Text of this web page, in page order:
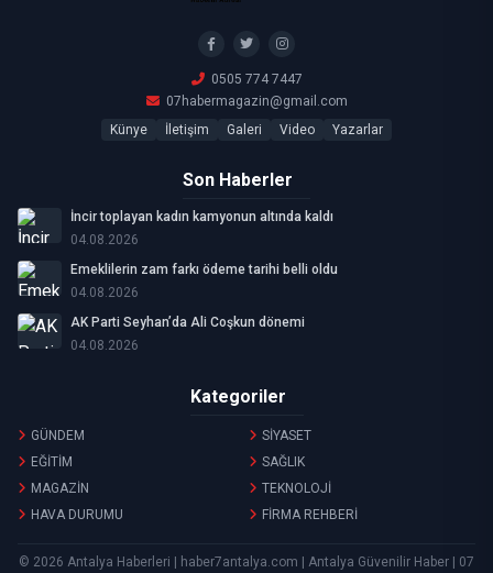
0505 774 7447
07habermagazin@gmail.com
Künye
İletişim Galeri Video Yazarlar
Son Haberler
İncir toplayan kadın kamyonun altında kaldı
04.08.2026
Emeklilerin zam farkı ödeme tarihi belli oldu
04.08.2026
AK Parti Seyhan’da Ali Coşkun dönemi
04.08.2026
Kategoriler
GÜNDEM
SİYASET
EĞİTİM
SAĞLIK
MAGAZİN
TEKNOLOJİ
HAVA DURUMU
FİRMA REHBERİ
© 2026 Antalya Haberleri | haber7antalya.com | Antalya Güvenilir Haber | 07